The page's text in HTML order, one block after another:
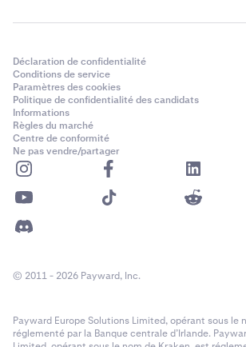
Déclaration de confidentialité
Conditions de service
Paramètres des cookies
Politique de confidentialité des candidats
Informations
Règles du marché
Centre de conformité
Ne pas vendre/partager
© 2011 - 2026 Payward, Inc.
Payward Europe Solutions Limited, opérant sous le
réglementé par la Banque centrale d’Irlande.